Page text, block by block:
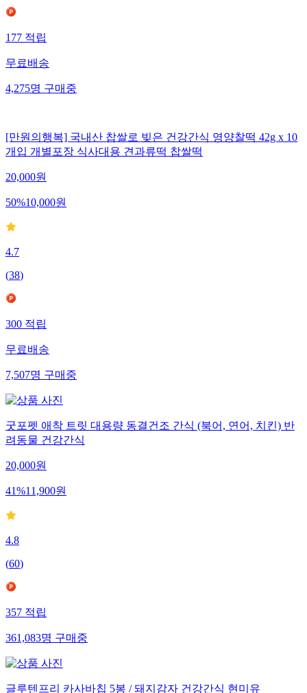
177 적립
무료배송
4,275명 구매중
[만원의행복] 국내산 찹쌀로 빚은 건강간식 영양찰떡 42g x 10
개입 개별포장 식사대용 견과류떡 찹쌀떡
20,000원
50%10,000원
4.7
(38)
300적립
무료배송
7,507명구매중
굿포펫 애착 트릿 대용량 동결건조 간식 (북어, 연어, 치킨) 반
려동물 건강간식
20,000원
41%11,900원
4.8
(60)
357적립
361,083명구매중
글루텐프리 카사바칩 5봉 / 돼지감자 건강간식 현미유